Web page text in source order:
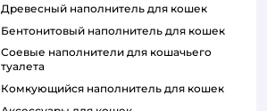
древесный наполнитель для кошек
бентонитовый наполнитель для кошек
соевые наполнители для кошачьего
туалета
комкующийся наполнитель для кошек